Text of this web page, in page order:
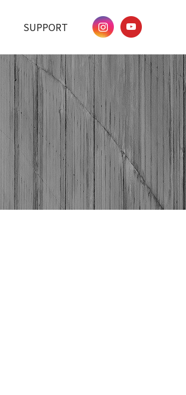
SUPPORT